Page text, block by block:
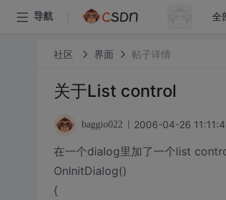
导航 全
社区 界面 帖子详情
关于List control
baggio022 2006-04-26
在一个dialog里加了一个list
OnInitDialog()
{